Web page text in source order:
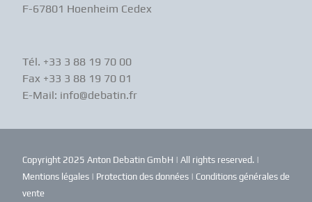
F-67801 Hoenheim Cedex
Tél. +33 3 88 19 70 00
Fax +33 3 88 19 70 01
E-Mail: info@debatin.fr
Copyright 2025 Anton Debatin GmbH | All rights reserved. |
Mentions légales| Protection des données| Conditions générales de
vente